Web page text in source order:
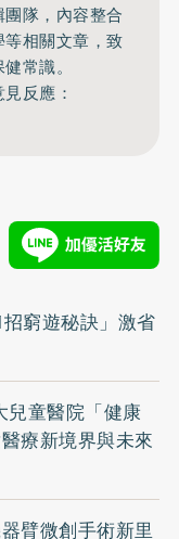
隊，內容整合
相關文章，致
常識。
反應：
窮遊秘訣」激省
兒童醫院「健康
療新境界與未來
臂微創手術新里